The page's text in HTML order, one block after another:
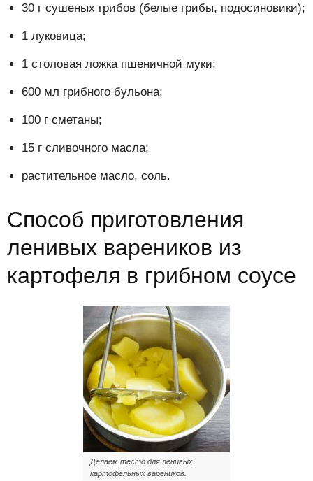
30 г сушеных грибов (белые грибы, подосиновики);
1 луковица;
1 столовая ложка пшеничной муки;
600 мл грибного бульона;
100 г сметаны;
15 г сливочного масла;
растительное масло, соль.
Способ приготовления
ленивых вареников из
картофеля в грибном соусе
Делаем тесто для ленивых
картофельных вареников.